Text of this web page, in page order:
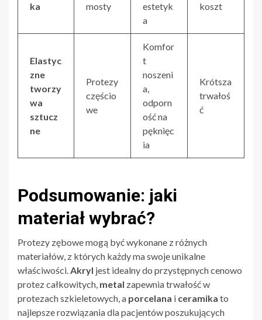
ka
mosty
estetyk
a
koszt
Elastyc
zne
tworzy
wa
sztucz
ne
Protezy
częścio
we
Komfor
t
noszeni
a,
odporn
ość na
pęknięc
ia
Krótsza
trwałoś
ć
Podsumowanie: jaki
materiał wybrać?
Protezy zębowe mogą być wykonane z różnych
materiałów, z których każdy ma swoje unikalne
właściwości.Akryl jest idealny do przystępnych cenowo
protez całkowitych, metal zapewnia trwałość w
protezach szkieletowych, a porcelana i ceramika to
najlepsze rozwiązania dla pacjentów poszukujących